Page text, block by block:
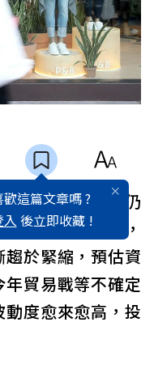
歡這篇文章嗎 ?
入 後立即收藏 !
年全球股市仍
，但美國升息，
於緊縮，預估資
貿易戰等不確定
度愈來愈高，投